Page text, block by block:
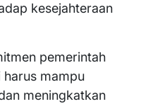
kesejahteraan
pemerintah
harus mampu
meningkatkan